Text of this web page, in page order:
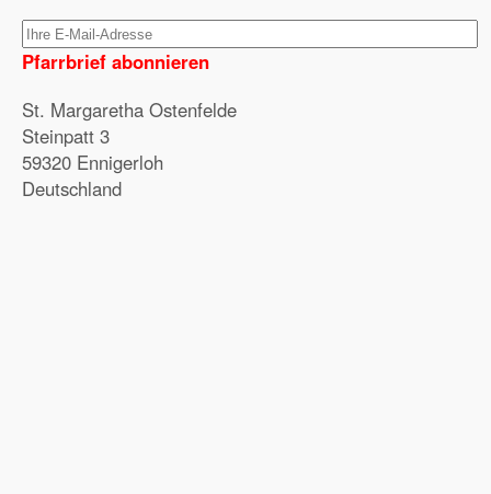
Pfarrbrief abonnieren
St. Margaretha Ostenfelde
Steinpatt 3
59320 Ennigerloh
Deutschland